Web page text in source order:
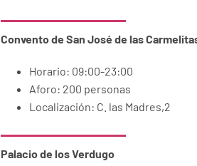
Convento de San José de las
Horario: 09:00-23:00
Aforo: 200 personas
Localización: C. las Madres,2
Palacio de los Verdugo